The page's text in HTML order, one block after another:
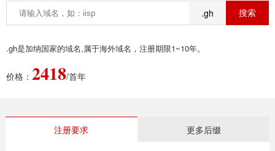
.gh
.gh是加纳国家的域名,属于海外域名，注册期限1~10年。
价格： 2418/首年
注册要求 更多后缀